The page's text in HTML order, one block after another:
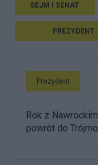
SEJM I SENAT
PREZYDENT
Prezydent
Rok z
powrót do